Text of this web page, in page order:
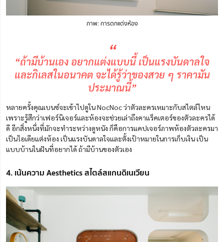
ภาพ: การตกแต่งห้อง
“
“ถ้ามีบ้านเอง อยากแต่งแบบนี้ เป็นแรงบันดาลใจ
และกิเลสในอนาคต จะได้รู้ว่าของสวย ๆ ราคามัน
ประมาณนี้”
หลายครั้งคุณเบนซ์จะเข้าไปดูใน NocNoc ว่าตัวละครเหมาะกับสไตล์ไหน
เพราะรู้สึกว่าเฟอร์นิเจอร์และห้องจะช่วยเล่าถึงคาแร็คเตอร์ของตัวละครได้
ดี อีกสิ่งหนึ่งที่มักจะทำระหว่างดูหนัง ก็คือการแคปเจอร์ภาพห้องตัวละครมา
เป็นไอเดียแต่งห้อง เป็นแรงบันดาลใจและตั้งเป้าหมายในการเก็บเงิน เป็น
แบบบ้านในฝันที่อยากได้ ถ้ามีบ้านของตัวเอง
4. เน้นความ Aesthetics สไตล์สแกนดิเนเวียน